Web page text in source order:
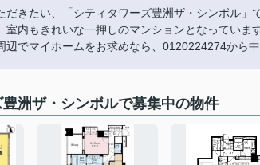
だきたい、「シティタワーズ豊洲ザ・シンボル
室内もきれいな一押しのマンションとなってい
辺でマイホームをお求めなら、0120224274から
洲ザ・シンボルで募集中の物件